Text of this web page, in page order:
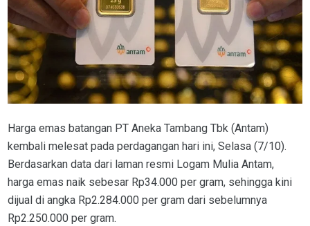
Harga emas batangan PT Aneka Tambang Tbk (Antam)
kembali melesat pada perdagangan hari ini, Selasa (7/10).
Berdasarkan data dari laman resmi Logam Mulia Antam,
harga emas naik sebesar Rp34.000 per gram, sehingga kini
dijual di angka Rp2.284.000 per gram dari sebelumnya
Rp2.250.000 per gram.